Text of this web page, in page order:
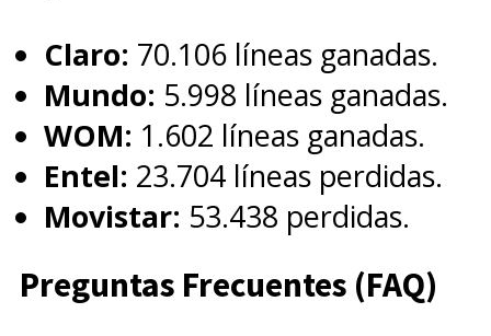
Claro: 70.106 líneas ganadas.
Mundo: 5.998 líneas ganadas.
WOM: 1.602 líneas ganadas.
Entel: 23.704 líneas perdidas.
Movistar: 53.438 perdidas.
Preguntas Frecuentes (FAQ)